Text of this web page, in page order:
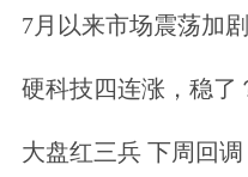
7月以来市场震荡加
硬科技四连涨，稳了
大盘红三兵 下周回调